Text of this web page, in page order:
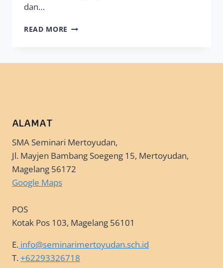
dan…
READ MORE PERUBAHAN
ALAMAT
SMA Seminari Mertoyudan,
Jl. Mayjen Bambang Soegeng 15, Mertoyudan,
Magelang 56172
Google Maps
POS
Kotak Pos 103, Magelang 56101
E. info@seminarimertoyudan.sch.id
T.+62293326718